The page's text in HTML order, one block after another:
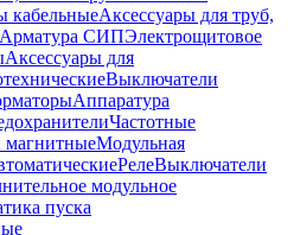
кабельныеАксессуары для труб,
Арматура СИПЭлектрощитовое
Аксессуары для
Выключатели
Аппаратура
Частотные
магнитныеМодульная
РелеВыключатели
модульное
пуска